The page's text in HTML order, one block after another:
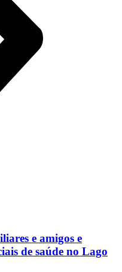
e amigos e
de saúde no Lago